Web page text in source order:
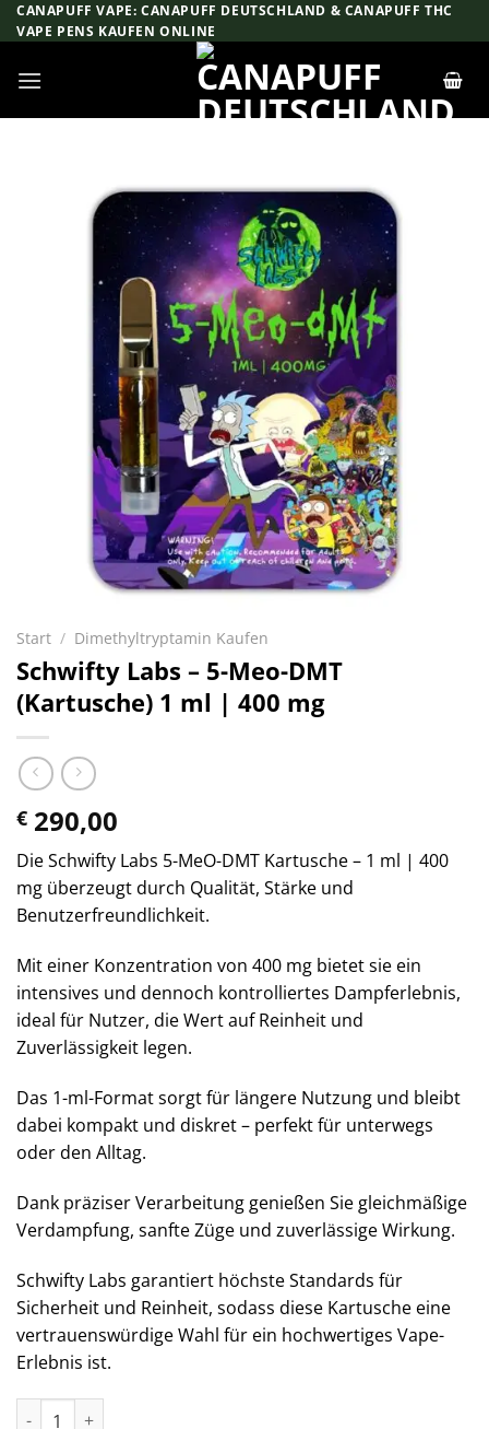
Zum
Inhalt
CANAPUFF VAPE: CANAPUFF DEUTSCHLAND & CANAPUFF THC
VAPE PENS KAUFEN ONLINE
Start / Dimethyltryptamin Kaufen
Schwifty Labs – 5-Meo-DMT
(Kartusche) 1 ml | 400 mg
€ 290,00
Die Schwifty Labs 5-MeO-DMT Kartusche – 1 ml | 400
mg überzeugt durch Qualität, Stärke und
Benutzerfreundlichkeit.
Mit einer Konzentration von 400 mg bietet sie ein
intensives und dennoch kontrolliertes Dampferlebnis,
ideal für Nutzer, die Wert auf Reinheit und
Zuverlässigkeit legen.
Das 1-ml-Format sorgt für längere Nutzung und bleibt
dabei kompakt und diskret – perfekt für unterwegs
oder den Alltag.
Dank präziser Verarbeitung genießen Sie gleichmäßige
Verdampfung, sanfte Züge und zuverlässige Wirkung.
Schwifty Labs garantiert höchste Standards für
Sicherheit und Reinheit, sodass diese Kartusche eine
vertrauenswürdige Wahl für ein hochwertiges Vape-
Erlebnis ist.
Schwifty Labs – 5-Meo-DMT (Kartusche) 1 ml | 400 mg Menge